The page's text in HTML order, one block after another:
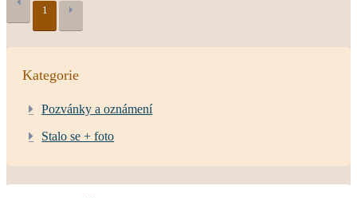
1
Kategorie
Pozvánky a oznámení
Stalo se + foto